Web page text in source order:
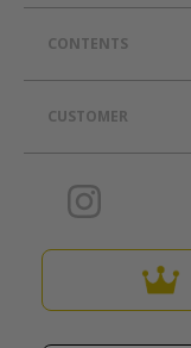
CONTENTS
CUSTOMER